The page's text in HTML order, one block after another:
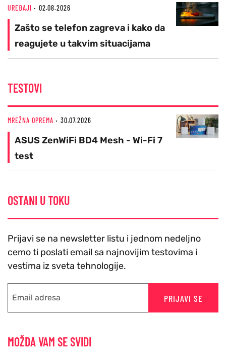
UREĐAJI 02.08.2026
Zašto se telefon zagreva i kako da
reagujete u takvim situacijama
TESTOVI
MREŽNA OPREMA 30.07.2026
ASUS ZenWiFi BD4 Mesh - Wi-Fi 7
test
OSTANI U TOKU
Prijavi se na newsletter listu i jednom nedeljno
cemo ti poslati email sa najnovijim testovima i
vestima iz sveta tehnologije.
PRIJAVI SE
MOŽDA VAM SE SVIDI